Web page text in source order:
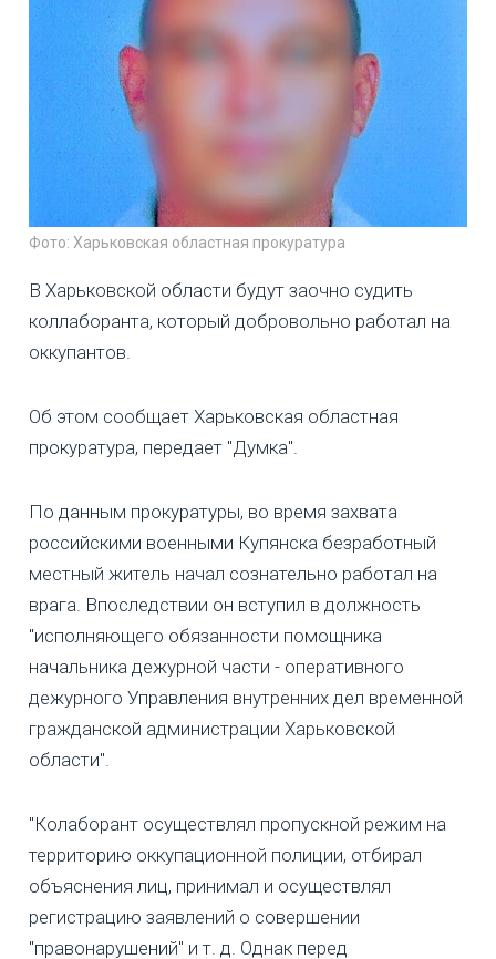
Фото: Харьковская областная прокуратура
В Харьковской области будут заочно судить
коллаборанта, который добровольно работал на
оккупантов.
Об этом сообщает Харьковская областная
прокуратура, передает "Думка".
По данным прокуратуры, во время захвата
российскими военными Купянска безработный
местный житель начал сознательно работал на
врага. Впоследствии он вступил в должность
"исполняющего обязанности помощника
начальника дежурной части - оперативного
дежурного Управления внутренних дел временной
гражданской администрации Харьковской
области".
"Колаборант осуществлял пропускной режим на
территорию оккупационной полиции, отбирал
объяснения лиц, принимал и осуществлял
регистрацию заявлений о совершении
"правонарушений" и т. д. Однак перед